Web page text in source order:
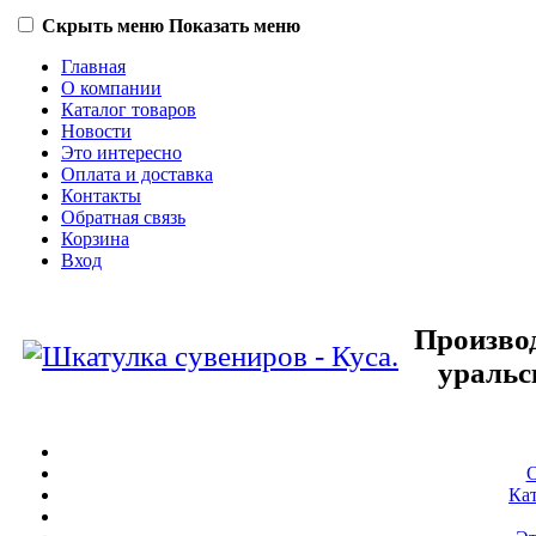
Скрыть меню Показать меню
Главная
О компании
Каталог товаров
Новости
Это интересно
Оплата и доставка
Контакты
Обратная связь
Корзина
Вход